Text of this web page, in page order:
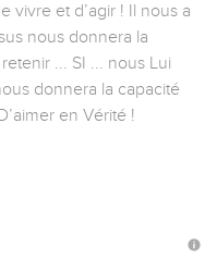
vivre et d’agir ! Il nous a
nous donnera la
... SI ... nous Lui
donnera la capacité
en Vérité !